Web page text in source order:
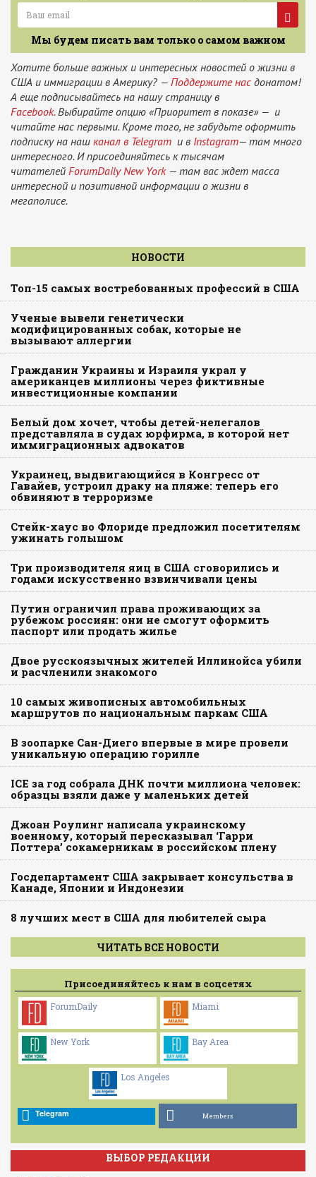
Мы будем писать вам только о самом важном
Хотите больше важных и интересных новостей о жизни в
США и иммиграции в Америку? — Поддержите нас донатом!
А еще подписывайтесь на нашу страницу в
Facebook.Выбирайте опцию «Приоритет в показе» — и
читайте нас первыми. Кроме того, не забудьте оформить
подписку на наш канал в Telegram и в Instagram— там много
интересного. И присоединяйтесь к тысячам
читателей ForumDaily New York— там вас ждет масса
интересной и позитивной информации о жизни в
мегаполисе.
НОВОСТИ
Топ-15 самых востребованных профессий в США
Ученые вывели генетически
модифицированных собак, которые не
вызывают аллергии
Гражданин Украины и Израиля украл у
американцев миллионы через фиктивные
инвестиционные компании
Белый дом хочет, чтобы детей-нелегалов
представляла в судах юрфирма, в которой нет
иммиграционных адвокатов
Украинец, выдвигающийся в Конгресс от
Гавайев, устроил драку на пляже: теперь его
обвиняют в терроризме
Стейк-хаус во Флориде предложил посетителям
ужинать голышом
Три производителя яиц в США сговорились и
годами искусственно взвинчивали цены
Путин ограничил права проживающих за
рубежом россиян: они не смогут оформить
паспорт или продать жилье
Двое русскоязычных жителей Иллинойса убили
и расчленили знакомого
10 самых живописных автомобильных
маршрутов по национальным паркам США
В зоопарке Сан-Диего впервые в мире провели
уникальную операцию горилле
ICE за год собрала ДНК почти миллиона человек:
образцы взяли даже у маленьких детей
Джоан Роулинг написала украинскому
военному, который пересказывал ‘Гарри
Поттера’ сокамерникам в российском плену
Госдепартамент США закрывает консульства в
Канаде, Японии и Индонезии
8 лучших мест в США для любителей сыра
ЧИТАТЬ ВСЕ НОВОСТИ
Присоединяйтесь к нам в соцсетях
ForumDaily Miami
New York Bay Area
Los Angeles
Telegram Members
ВЫБОР РЕДАКЦИИ